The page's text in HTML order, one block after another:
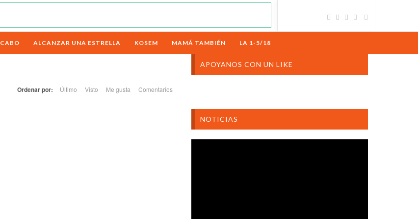
CABO ALCANZAR UNA ESTRELLA KOSEM MAMÁ TAMBIÉN LA 1-5/18
Ordenar por: Último Visto Me gusta Comentarios
APOYANOS CON UN LIKE
NOTICIAS